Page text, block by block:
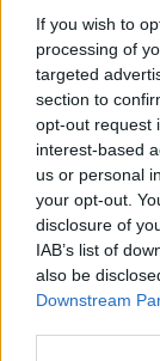
If you wish to
processing of
targeted
section to
opt-out request
interest-based
us or personal
your opt-out.
disclosure of
IAB’s list of
also be
Downstream
645,00 €
-
Kód: